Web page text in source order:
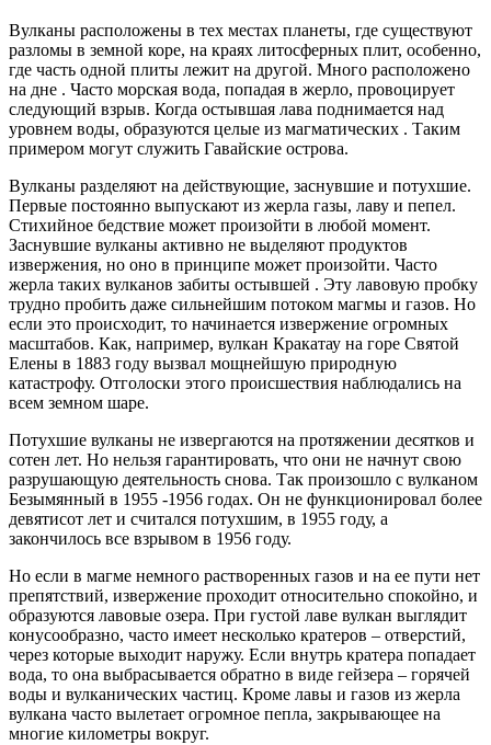
Вулканы расположены в тех местах планеты, где существуют
разломы в земной коре, на краях литосферных плит, особенно,
где часть одной плиты лежит на другой. Много расположено
на дне . Часто морская вода, попадая в жерло, провоцирует
следующий взрыв. Когда остывшая лава поднимается над
уровнем воды, образуются целые из магматических . Таким
примером могут служить Гавайские острова.
Вулканы разделяют на действующие, заснувшие и потухшие.
Первые постоянно выпускают из жерла газы, лаву и пепел.
Стихийное бедствие может произойти в любой момент.
Заснувшие вулканы активно не выделяют продуктов
извержения, но оно в принципе может произойти. Часто
жерла таких вулканов забиты остывшей . Эту лавовую пробку
трудно пробить даже сильнейшим потоком магмы и газов. Но
если это происходит, то начинается извержение огромных
масштабов. Как, например, вулкан Кракатау на горе Святой
Елены в 1883 году вызвал мощнейшую природную
катастрофу. Отголоски этого происшествия наблюдались на
всем земном шаре.
Потухшие вулканы не извергаются на протяжении десятков и
сотен лет. Но нельзя гарантировать, что они не начнут свою
разрушающую деятельность снова. Так произошло с вулканом
Безымянный в 1955 -1956 годах. Он не функционировал более
девятисот лет и считался потухшим, в 1955 году, а
закончилось все взрывом в 1956 году.
Но если в магме немного растворенных газов и на ее пути нет
препятствий, извержение проходит относительно спокойно, и
образуются лавовые озера. При густой лаве вулкан выглядит
конусообразно, часто имеет несколько кратеров – отверстий,
через которые выходит наружу. Если внутрь кратера попадает
вода, то она выбрасывается обратно в виде гейзера – горячей
воды и вулканических частиц. Кроме лавы и газов из жерла
вулкана часто вылетает огромное пепла, закрывающее на
многие километры вокруг.